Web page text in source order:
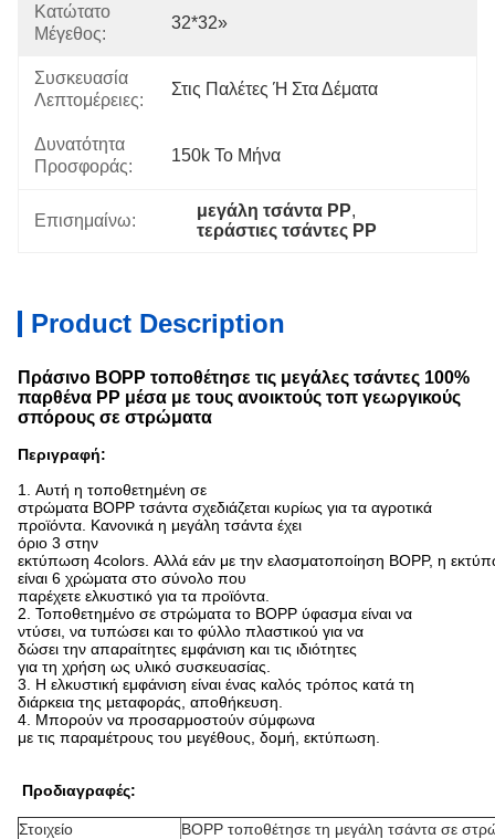
Κατώτατο
Μέγεθος:
32*32»
Συσκευασία
Λεπτομέρειες:
Στις Παλέτες Ή Στα Δέματα
Δυνατότητα
Προσφοράς:
150k Το Μήνα
Επισημαίνω:
μεγάλη τσάντα PP,
τεράστιες τσάντες PP
Product Description
Πράσινο BOPP τοποθέτησε τις μεγάλες τσάντες 100%
παρθένα PP μέσα με τους ανοικτούς τοπ γεωργικούς
σπόρους σε στρώματα
Περιγραφή:
1. Αυτή η τοποθετημένη σε
στρώματα BOPP τσάντα σχεδιάζεται κυρίως για τα αγροτικά
προϊόντα. Κανονικά η μεγάλη τσάντα έχει
όριο 3 στην
εκτύπωση 4colors. Αλλά εάν με την ελασματοποίηση BOPP, η
είναι 6 χρώματα στο σύνολο που
παρέχετε ελκυστικό για τα προϊόντα.
2. Τοποθετημένο σε στρώματα το BOPP ύφασμα είναι να
ντύσει, να τυπώσει και το φύλλο πλαστικού για να
δώσει την απαραίτητες εμφάνιση και τις ιδιότητες
για τη χρήση ως υλικό συσκευασίας.
3. Η ελκυστική εμφάνιση είναι ένας καλός τρόπος κατά τη
διάρκεια της μεταφοράς, αποθήκευση.
4. Μπορούν να προσαρμοστούν σύμφωνα
με τις παραμέτρους του μεγέθους, δομή, εκτύπωση.
Προδιαγραφές:
Στοιχείο
BOPP τοποθέτησε τη μεγάλη τσάντα σε